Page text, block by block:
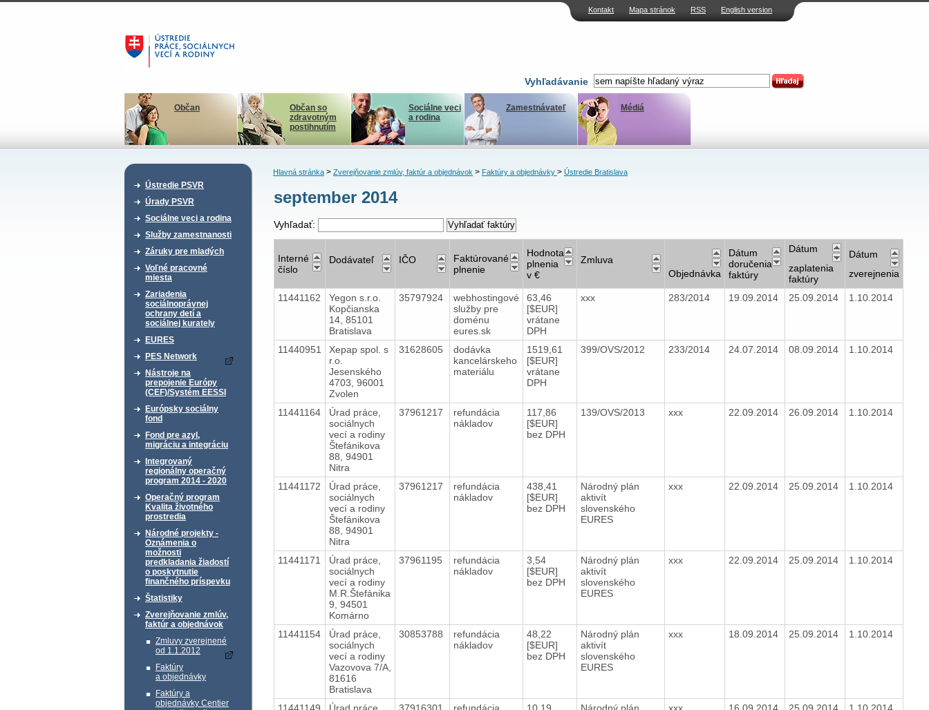
Kontakt Mapa stránok RSS English version
Vyhľadávanie
Občan
Občan so
zdravotným
postihnutím
Sociálne veci
a rodina
Zamestnávateľ Médiá
Ústredie PSVR
Úrady PSVR
Sociálne veci a rodina
Služby zamestnanosti
Záruky pre mladých
Voľné pracovné
miesta
Zariadenia
sociálnoprávnej
ochrany detí a
sociálnej kurately
EURES
PES Network
Nástroje na
prepojenie Európy
(CEF)/Systém EESSI
Európsky sociálny
fond
Fond pre azyl,
migráciu a integráciu
Integrovaný
regionálny operačný
program 2014 - 2020
Operačný program
Kvalita životného
prostredia
Národné projekty -
Oznámenia o
možnosti
predkladania žiadostí
o poskytnutie
finančného príspevku
Štatistiky
Zverejňovanie zmlúv,
faktúr a objednávok
Zmluvy zverejnené
od 1.1.2012
Faktúry
a objednávky
Faktúry a
objednávky Centier
Hlavná stránka> Zverejňovanie zmlúv, faktúr a objednávok> Faktúry a objednávky > Ústredie Bratislava
september 2014
Vyhľadať:
Interné
číslo
Dodávateľ IČO
Faktúrované
plnenie
Hodnota
plnenia
v €
Zmluva
Objednávka
Dátum
doručenia
faktúry
Dátum
zaplatenia
faktúry
Dátum
zverejnenia
11441162
Yegon s.r.o.
Kopčianska
14, 85101
Bratislava
35797924
webhostingové
služby pre
doménu
eures.sk
63,46
[$EUR]
vrátane
DPH
xxx 283/2014 19.09.2014 25.09.2014 1.10.2014
11440951
Xepap spol. s
r.o.
Jesenského
4703, 96001
Zvolen
31628605
dodávka
kancelárskeho
materiálu
1519,61
[$EUR]
vrátane
DPH
399/OVS/2012 233/2014 24.07.2014 08.09.2014 1.10.2014
11441164
Úrad práce,
sociálnych
vecí a rodiny
Štefánikova
88, 94901
Nitra
37961217
refundácia
nákladov
117,86
[$EUR]
bez DPH
139/OVS/2013 xxx 22.09.2014 26.09.2014 1.10.2014
11441172
Úrad práce,
sociálnych
vecí a rodiny
Štefánikova
88, 94901
Nitra
37961217
refundácia
nákladov
438,41
[$EUR]
bez DPH
Národný plán
aktivít
slovenského
EURES
xxx 22.09.2014 25.09.2014 1.10.2014
11441171
Úrad práce,
sociálnych
vecí a rodiny
M.R.Štefánika
9, 94501
Komárno
37961195
refundácia
nákladov
3,54
[$EUR]
bez DPH
Národný plán
aktivít
slovenského
EURES
xxx 22.09.2014 25.09.2014 1.10.2014
11441154
Úrad práce,
sociálnych
vecí a rodiny
Vazovova 7/A,
81616
Bratislava
30853788
refundácia
nákladov
48,22
[$EUR]
bez DPH
Národný plán
aktivít
slovenského
EURES
xxx 18.09.2014 25.09.2014 1.10.2014